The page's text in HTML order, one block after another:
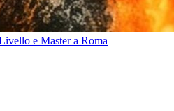
e Master a Roma